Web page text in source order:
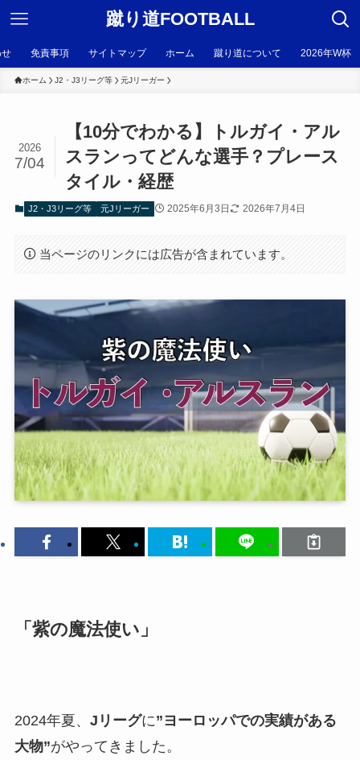
蹴り道FOOTBALL
免責事項 サイトマップ ホーム 蹴り道について 2026年W杯
ホーム J2・J3リーグ等 元Jリーガー
【10分でわかる】トルガイ・アル
スランってどんな選手？プレース
タイル・経歴
2026
7/04
J2・J3リーグ等 元Jリーガー 2025年6月3日 2026年7月4日
当ページのリンクには広告が含まれています。
「紫の魔法使い」
2024年夏、 Jリーグに”ヨーロッパでの実績がある
大物”がやってきました。